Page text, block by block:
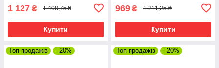
1 127 ₴ 1 408,75 ₴
Купити
969 ₴ 1 211,25 ₴
Купити
Топ продажів –20% Топ продажів –20%